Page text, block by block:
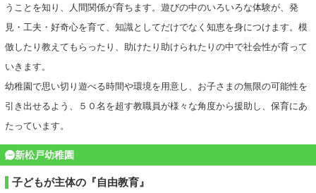
うことを知り、人間関係が育ちます。遊びの中のいろいろな体験が、発
見・工夫・好奇心を育て、知識としてだけでなく知恵を身につけます。模
倣したり教えてもらったり、助けたり助けられたりの中で社会性が育って
いきます。
幼稚園で思い切り遊べる時間や環境を用意し、お子さまの無限の可能性を
引き出せるよう、５０名を超す教職員が様々な角度から援助し、保育にあ
たっています。
新松戸幼稚園
子どもが主体の『自由教育』